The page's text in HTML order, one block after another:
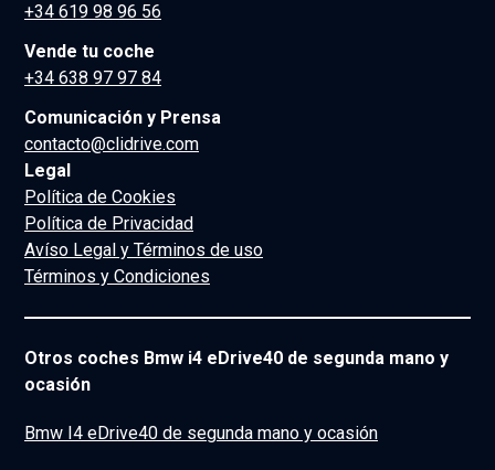
+34 619 98 96 56
Vende tu coche
+34 638 97 97 84
Comunicación y Prensa
contacto@clidrive.com
Legal
Política de Cookies
Política de Privacidad
Avíso Legal y Términos de uso
Términos y Condiciones
Otros coches Bmw i4 eDrive40 de segunda mano y
ocasión
Bmw I4 eDrive40 de segunda mano y ocasión